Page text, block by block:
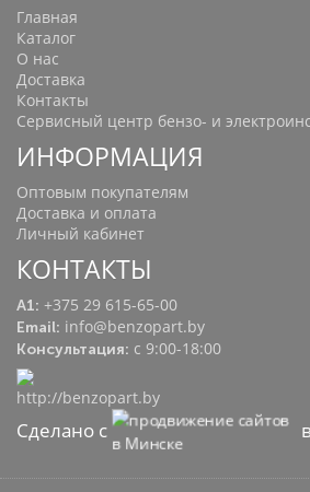
Главная
Каталог
О нас
Доставка
Контакты
Сервисный центр бензо- и
ИНФОРМАЦИЯ
Оптовым покупателям
Доставка и оплата
Личный кабинет
КОНТАКТЫ
A1: +375 29 615-65-00
Email: info@benzopart.by
Консультация: с 9:00-18:00
Сделано с